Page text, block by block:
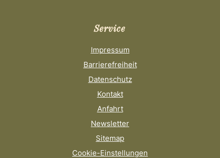
Service
Impressum
Barrierefreiheit
Datenschutz
Kontakt
Anfahrt
Newsletter
Sitemap
Cookie-Einstellungen